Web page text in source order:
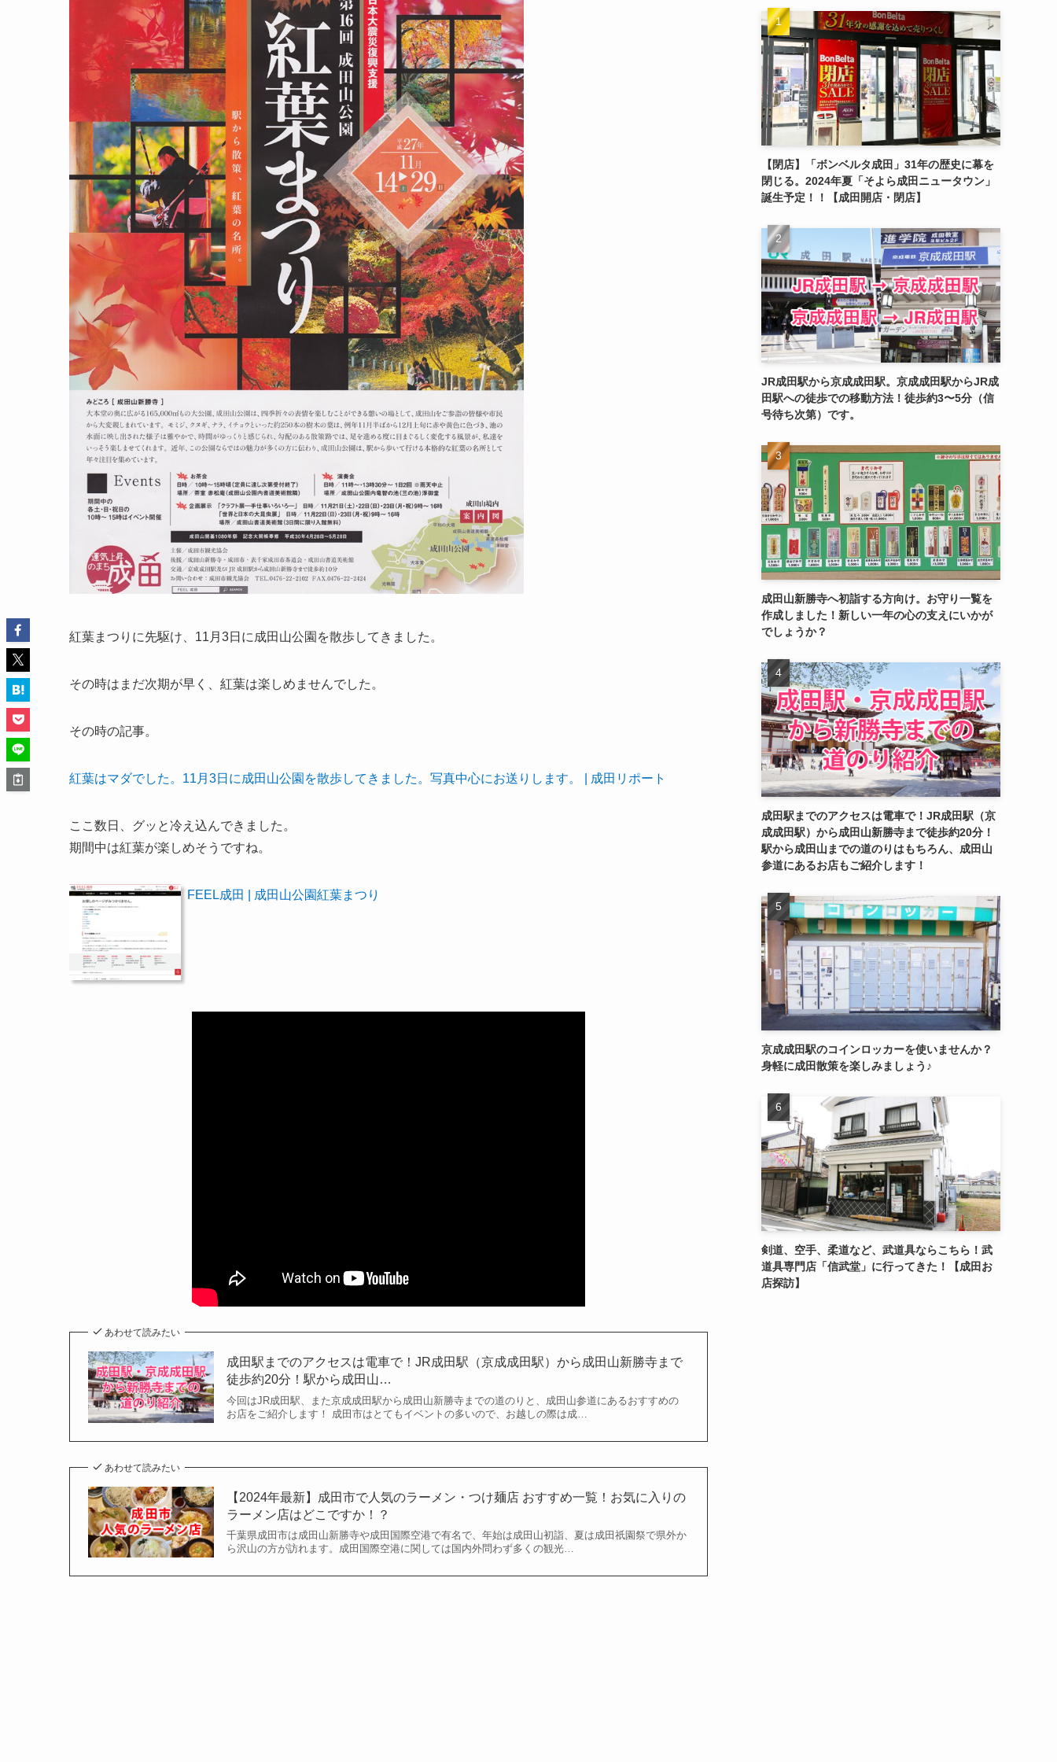
紅葉まつりに先駆け、11月3日に成田山公園を散歩してきました。
その時はまだ次期が早く、紅葉は楽しめませんでした。
その時の記事。
紅葉はマダでした。11月3日に成田山公園を散歩してきました。写真中心にお送りします。 | 成田リポート
ここ数日、グッと冷え込んできました。
期間中は紅葉が楽しめそうですね。
FEEL成田 | 成田山公園紅葉まつり
あわせて読みたい
成田駅までのアクセスは電車で！JR成田駅（京成成田駅）から成田山新勝寺まで
徒歩約20分！駅から成田山…
今回はJR成田駅、また京成成田駅から成田山新勝寺までの道のりと、成田山参道にあるおすすめの
お店をご紹介します！ 成田市はとてもイベントの多いので、お越しの際は成…
あわせて読みたい
【2024年最新】成田市で人気のラーメン・つけ麺店 おすすめ一覧！お気に入りの
ラーメン店はどこですか！？
千葉県成田市は成田山新勝寺や成田国際空港で有名で、年始は成田山初詣、夏は成田祇園祭で県外か
ら沢山の方が訪れます。成田国際空港に関しては国内外問わず多くの観光…
【閉店】「ボンベルタ成田」31年の歴史に幕を
閉じる。2024年夏「そよら成田ニュータウン」
誕生予定！！【成田開店・閉店】
JR成田駅から京成成田駅。京成成田駅からJR成
田駅への徒歩での移動方法！徒歩約3〜5分（信
号待ち次第）です。
成田山新勝寺へ初詣する方向け。お守り一覧を
作成しました！新しい一年の心の支えにいかが
でしょうか？
成田駅までのアクセスは電車で！JR成田駅（京
成成田駅）から成田山新勝寺まで徒歩約20分！
駅から成田山までの道のりはもちろん、成田山
参道にあるお店もご紹介します！
京成成田駅のコインロッカーを使いませんか？
身軽に成田散策を楽しみましょう♪
剣道、空手、柔道など、武道具ならこちら！武
道具専門店「信武堂」に行ってきた！【成田お
店探訪】